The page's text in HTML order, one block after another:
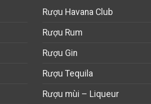
Rượu Havana Club
Rượu Rum
Rượu Gin
Rượu Tequila
Rượu mùi – Liqueur